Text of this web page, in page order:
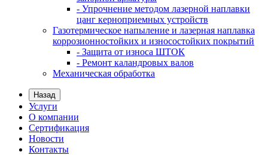
- Упрочнение методом лазерной наплавки
цанг керноприемных устройств
Газотермическое напыление и лазерная наплавка
коррозионностойких и износостойких покрытий
- Защита от износа ШТОК
- Ремонт каландровых валов
Механическая обработка
Назад
Услуги
О компании
Сертификация
Новости
Контакты